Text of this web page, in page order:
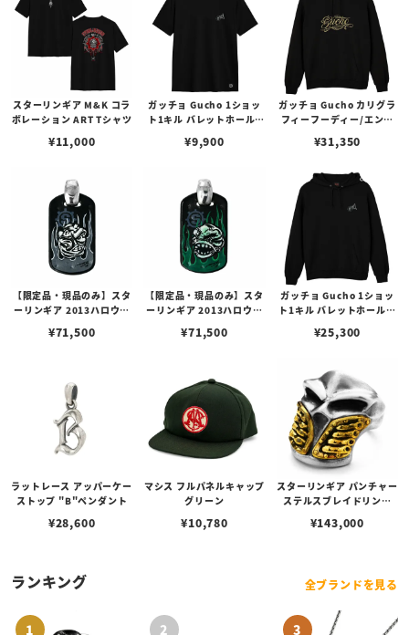
スターリンギア M&K コラ
ボレーション ART Tシャツ
¥11,000
ガッチョ Gucho 1ショッ
ト1キル バレットホールT
¥9,900
ガッチョ Gucho カリグラ
フィーフーディー/エンブ
¥31,350
【限定品・現品のみ】スタ
ーリンギア 2013ハロウィ
w/Mr.G/マミー
¥71,500
【限定品・現品のみ】スタ
ーリンギア 2013ハロウィ
w/Mr.G/スワンプスター
¥71,500
ガッチョ Gucho 1ショッ
ト1キル バレットホールフ
¥25,300
ラットレース アッパーケー
ストップ "B"ペンダント
¥28,600
マシス フルパネルキャップ
グリーン
¥10,780
スターリンギア パンチャー
ステルスブレイドリング
¥143,000
ランキング 全ブランドを見る